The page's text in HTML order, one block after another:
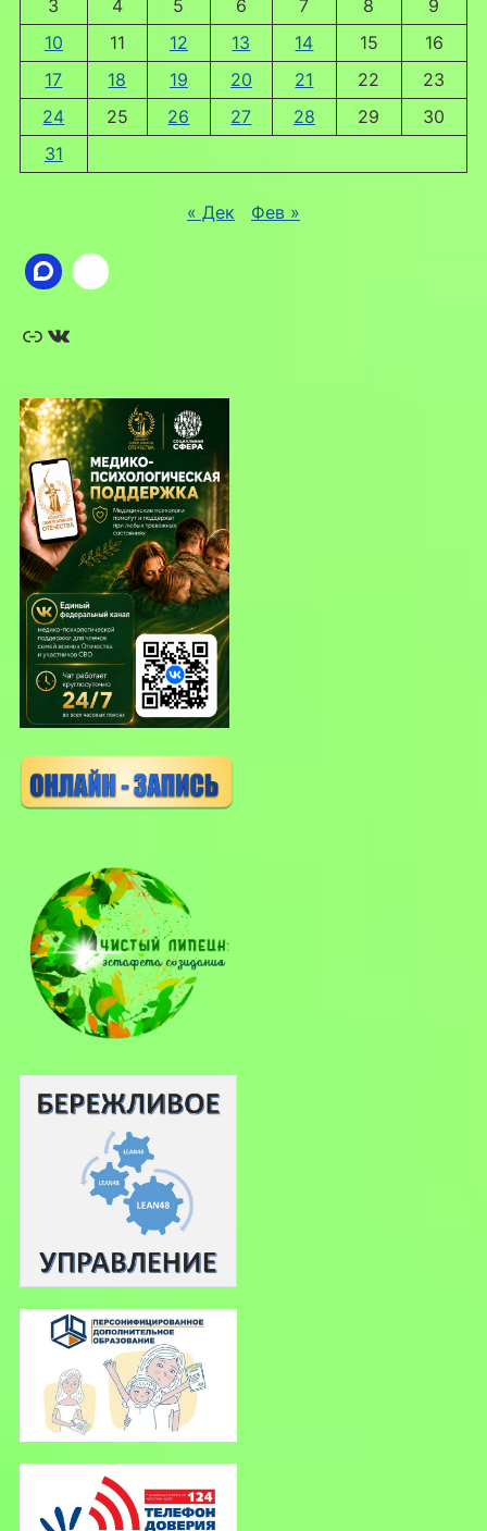
3 4 5 6 7 8
9
10
11 12 13 14 15
16
17
18 19 20 21 22
23
24
25 26 27 28 29
30
31
« Дек Фев »
Ссылка